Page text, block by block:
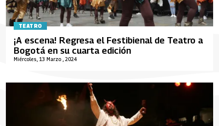
TEATRO
Miércoles, 13 Marzo , 2024
¡A escena! Regresa el Festibienal de Teatro a
Bogotá en su cuarta edición